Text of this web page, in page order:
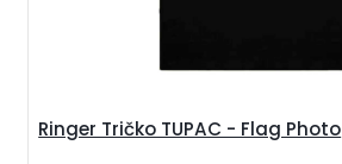
Ringer Tričko TUPAC - Flag Photo